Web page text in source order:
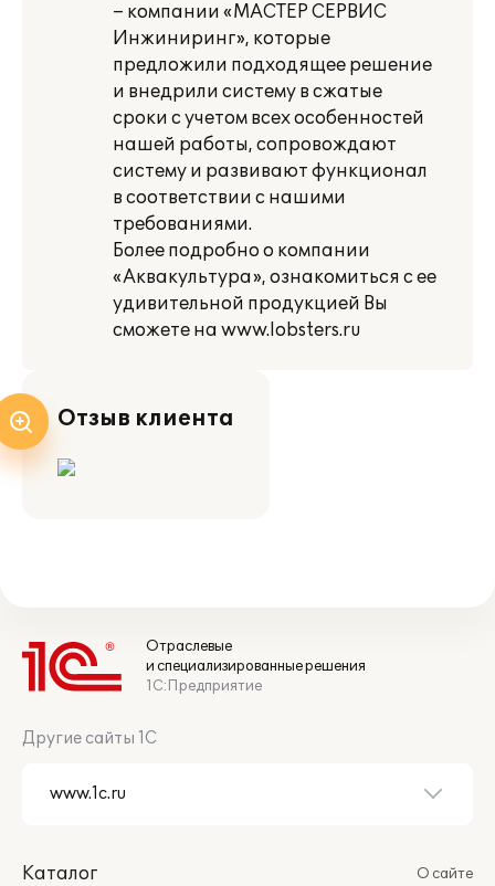
– компании «МАСТЕР СЕРВИС
Инжиниринг», которые
предложили подходящее решение
и внедрили систему в сжатые
сроки с учетом всех особенностей
нашей работы, сопровождают
систему и развивают функционал
в соответствии с нашими
требованиями.
Более подробно о компании
«Аквакультура», ознакомиться с ее
удивительной продукцией Вы
сможете на www.lobsters.ru
Отзыв клиента
Отраслевые
и специализированные решения
1С:Предприятие
Другие сайты 1С
Каталог
О сайте